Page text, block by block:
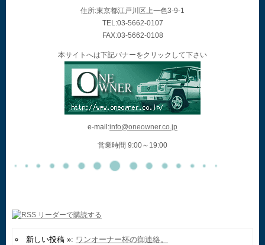
住所:東京都江戸川区上一色3-9-1
TEL:03-5662-0107
FAX:03-5662-0108
本サイトへは下記バナーをクリックして下さい
e-mail:info@oneowner.co.jp
営業時間 9:00～19:00
新しい投稿 »: ワンオーナー杯の御連絡。